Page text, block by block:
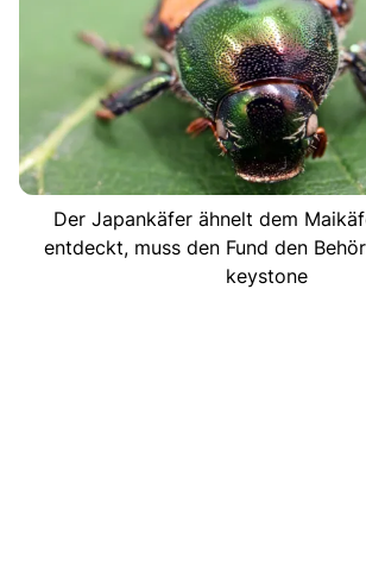
Der Japankäfer ähnelt dem
entdeckt, muss den Fund den
keystone